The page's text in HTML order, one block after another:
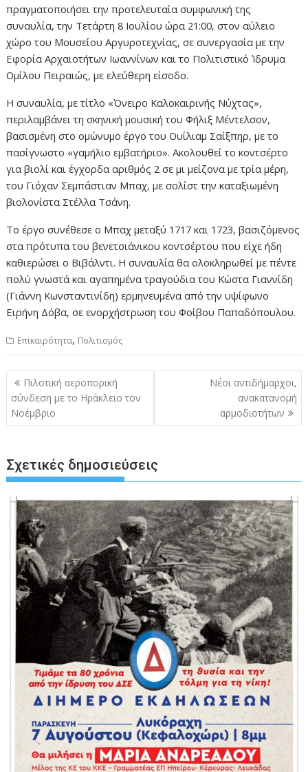
πραγματοποιήσει την προτελευταία συμφωνική της
συναυλία, την Τετάρτη 8 Ιουλίου ώρα 21:00, στον αύλειο
χώρο του Μουσείου Αργυροτεχνίας, σε συνεργασία με την
Εφορία Αρχαιοτήτων Ιωαννίνων και το Πολιτιστικό Ίδρυμα
Ομίλου Πειραιώς, με ελεύθερη είσοδο.
Η συναυλία, με τίτλο «Όνειρο Καλοκαιρινής Νύχτας»,
περιλαμβάνει τη σκηνική μουσική του Φήλιξ Μέντελσον,
βασισμένη στο ομώνυμο έργο του Ουίλιαμ Σαίξπηρ, με το
πασίγνωστο «γαμήλιο εμβατήριο». Ακολουθεί το κοντσέρτο
για βιολί και έγχορδα αριθμός 2 σε μι μείζονα με τρία μέρη,
του Γιόχαν Σεμπάστιαν Μπαχ, με σολίστ την καταξιωμένη
βιολονίστα Στέλλα Τσάνη.
To έργο συνέθεσε ο Μπαχ μεταξύ 1717 και 1723, βασιζόμενος
στα πρότυπα του βενετσιάνικου κοντσέρτου που είχε ήδη
καθιερώσει ο Βιβάλντι. Η συναυλία θα ολοκληρωθεί με πέντε
πολύ γνωστά και αγαπημένα τραγούδια του Κώστα Γιαννίδη
(Γιάννη Κωνσταντινίδη) ερμηνευμένα από την υψίφωνο
Ειρήνη Δόβα, σε ενορχήστρωση του Φοίβου Παπαδόπουλου.
Επικαιρότητα, Πολιτισμός
Πλοήγηση
άρθρων
Πιλοτική αεροπορική
σύνδεση με το Ηράκλειο τον
Νοέμβριο
Νέοι αντιδήμαρχοι,
ανακατανομή
αρμοδιοτήτων
Σχετικές δημοσιεύσεις